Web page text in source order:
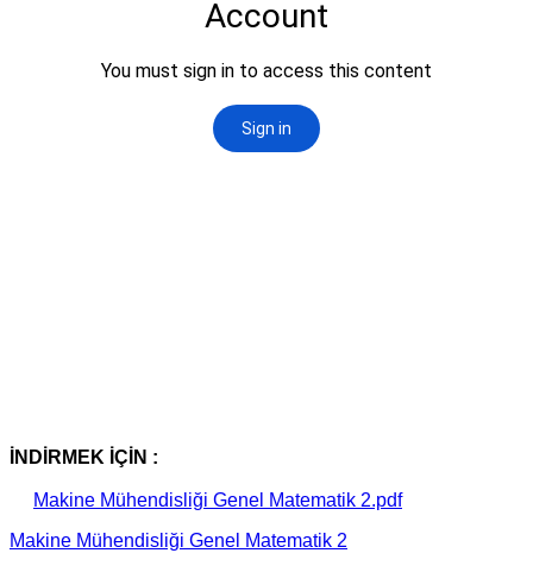
İNDİRMEK İÇİN :
Makine Mühendisliği Genel Matematik 2.pdf
Makine Mühendisliği Genel Matematik 2